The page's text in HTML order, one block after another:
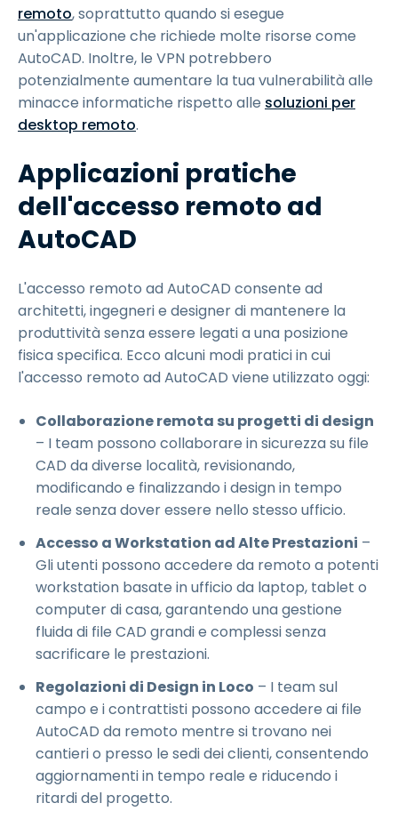
remoto, soprattutto quando si esegue
un'applicazione che richiede molte risorse come
AutoCAD. Inoltre, le VPN potrebbero
potenzialmente aumentare la tua vulnerabilità alle
minacce informatiche rispetto alle soluzioni per
desktop remoto.
Applicazioni pratiche
dell'accesso remoto ad
AutoCAD
L'accesso remoto ad AutoCAD consente ad
architetti, ingegneri e designer di mantenere la
produttività senza essere legati a una posizione
fisica specifica. Ecco alcuni modi pratici in cui
l'accesso remoto ad AutoCAD viene utilizzato oggi:
Collaborazione remota su progetti di design
– I team possono collaborare in sicurezza su file
CAD da diverse località, revisionando,
modificando e finalizzando i design in tempo
reale senza dover essere nello stesso ufficio.
Accesso a Workstation ad Alte Prestazioni –
Gli utenti possono accedere da remoto a potenti
workstation basate in ufficio da laptop, tablet o
computer di casa, garantendo una gestione
fluida di file CAD grandi e complessi senza
sacrificare le prestazioni.
Regolazioni di Design in Loco – I team sul
campo e i contrattisti possono accedere ai file
AutoCAD da remoto mentre si trovano nei
cantieri o presso le sedi dei clienti, consentendo
aggiornamenti in tempo reale e riducendo i
ritardi del progetto.